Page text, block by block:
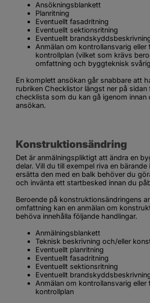
Ansökningsblankett
Planritning
Eventuellt fasadritning
Eventuellt sektionsritning
Eventuellt
Anmälan om kontrollansvarig eller
kontrollplan (vilket som krävs
omfattning och byggteknisk
En komplett ansökan går snabbare att
rubriken Checklistor längst ner på sidan
checklista som du kan gå igenom innan
ansökan.
Konstruktionsändring
Det är anmälningspliktigt att ändra en
delar. Vill du till exempel riva en
ersätta den med en balk behöver du
och invänta ett startbesked innan du
Beroende på konstruktionsändringens
omfattning kan en anmälan om
behöva innehålla följande handlingar.
Anmälningsblankett
Teknisk beskrivning och/eller
Eventuellt planritning
Eventuellt fasadritning
Eventuellt sektionsritning
Eventuellt
Anmälan om kontrollansvarig eller
kontrollplan